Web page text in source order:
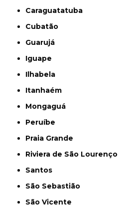
Caraguatatuba
Cubatão
Guarujá
Iguape
Ilhabela
Itanhaém
Mongaguá
Peruíbe
Praia Grande
Riviera de São Lourenço
Santos
São Sebastião
São Vicente